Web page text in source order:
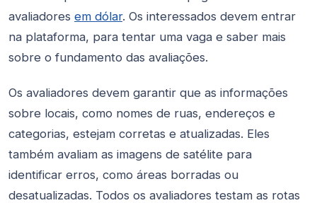
avaliadores em dólar. Os interessados devem entrar
na plataforma, para tentar uma vaga e saber mais
sobre o fundamento das avaliações.
Os avaliadores devem garantir que as informações
sobre locais, como nomes de ruas, endereços e
categorias, estejam corretas e atualizadas. Eles
também avaliam as imagens de satélite para
identificar erros, como áreas borradas ou
desatualizadas. Todos os avaliadores testam as rotas